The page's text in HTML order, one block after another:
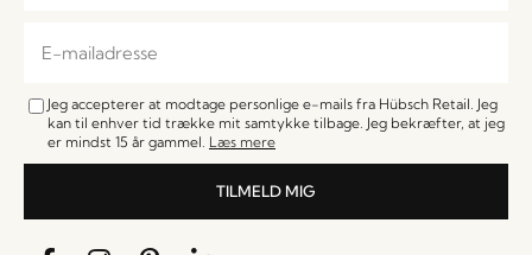
Jeg accepterer at modtage personlige e-mails fra Hübsch Retail. Jeg
kan til enhver tid trække mit samtykke tilbage. Jeg bekræfter, at jeg
er mindst 15 år gammel. Læs mere
TILMELD MIG